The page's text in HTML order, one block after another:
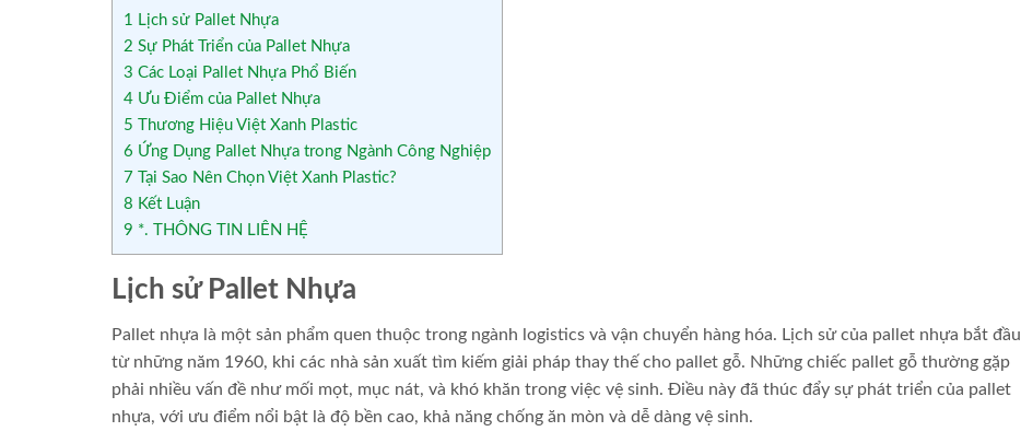
1
Lịch sử Pallet Nhựa
2 Sự Phát Triển của Pallet Nhựa
3 Các Loại Pallet Nhựa Phổ Biến
4 Ưu Điểm của Pallet Nhựa
5 Thương Hiệu Việt Xanh Plastic
6 Ứng Dụng Pallet Nhựa trong Ngành Công Nghiệp
7 Tại Sao Nên Chọn Việt Xanh Plastic?
8 Kết Luận
9 *. THÔNG TIN LIÊN HỆ
Lịch sử Pallet Nhựa
Pallet nhựa là một sản phẩm quen thuộc trong ngành logistics và vận chuyển hàng hóa. Lịch sử của pallet nhựa bắt đầu
từ những năm 1960, khi các nhà sản xuất tìm kiếm giải pháp thay thế cho pallet gỗ. Những chiếc pallet gỗ thường gặp
phải nhiều vấn đề như mối mọt, mục nát, và khó khăn trong việc vệ sinh. Điều này đã thúc đẩy sự phát triển của pallet
nhựa, với ưu điểm nổi bật là độ bền cao, khả năng chống ăn mòn và dễ dàng vệ sinh.